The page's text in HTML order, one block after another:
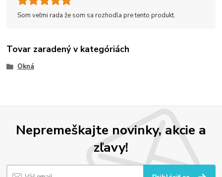
Som veľmi rada že som sa rozhodla pre tento produkt.
Tovar zaradený v kategóriách
Okná
Nepremeškajte novinky, akcie a
zľavy!